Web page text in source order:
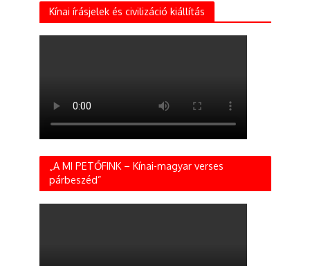
Kínai írásjelek és civilizáció kiállítás
„A MI PETŐFINK – Kínai-magyar verses
párbeszéd”